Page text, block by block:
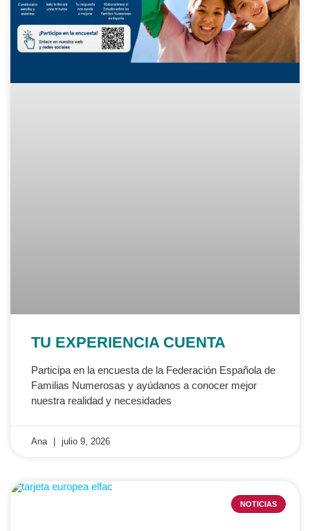
TU EXPERIENCIA CUENTA
Participa en la encuesta de la Federación Española de
Familias Numerosas y ayúdanos a conocer mejor
nuestra realidad y necesidades
Ana julio 9, 2026
NOTICIAS